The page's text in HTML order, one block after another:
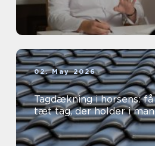
02. May 2026
Tagdækning i horsens:
tæt tag, der holder i